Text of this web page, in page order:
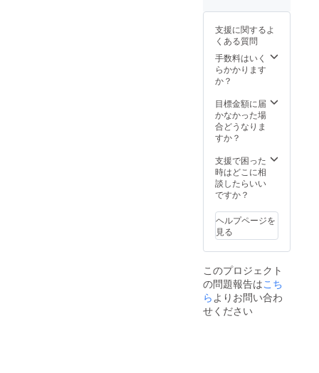
【Tシャ
ツ】ホ
ワイト1
枚・シ
ティグ
リーン1
M・L・
XL ※ご
希望の
びくだ
さい。
◯アー
ティス
12枚 ※
クラウ
ドファ
ンディ
定販売
※送料込
みの金
額で
す。
【TRAJ
Y】11
曲入 1
枚（プ
レス
CD）
ングル
【Craz
y
Love】
（プレ
スCD）
◯2ndシ
ングル
惑】-黒
犬と白
犬- 3曲
入（プ
CD） ◯
犬塚ロ
ゴ
【トー
トバッ
支援に関するよ
くある質問
手数料はいく
らかかります
か？
目標金額に届
かなかった場
合どうなりま
すか？
支援で困った
時はどこに相
談したらいい
ですか？
ヘルプページを
見る
このプロジェクト
の問題報告はこち
らよりお問い合わ
せください